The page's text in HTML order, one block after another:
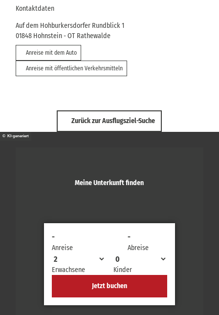
Kontaktdaten
Auf dem Hohburkersdorfer Rundblick 1
01848 Hohnstein- OT Rathewalde
Anreise mit dem Auto
Anreise mit öffentlichen Verkehrsmitteln
Zurück zur Ausflugsziel-Suche
© KI-generiert
Meine Unterkunft finden
Anreise
-
Abreise
-
Erwachsene
Kinder
Jetzt buchen